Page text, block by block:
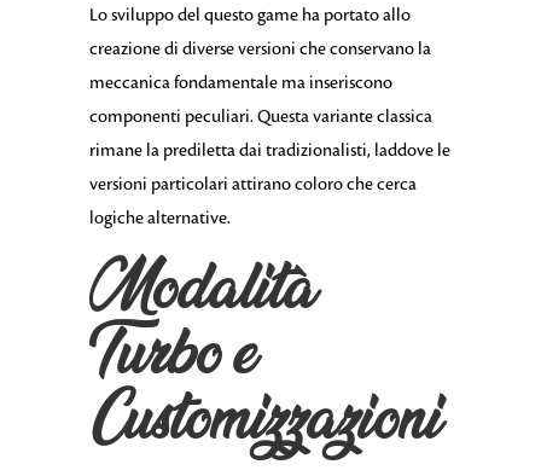
Lo sviluppo del questo game ha portato allo
creazione di diverse versioni che conservano la
meccanica fondamentale ma inseriscono
componenti peculiari. Questa variante classica
rimane la prediletta dai tradizionalisti, laddove le
versioni particolari attirano coloro che cerca
logiche alternative.
Modalità
Turbo e
Customizzazioni